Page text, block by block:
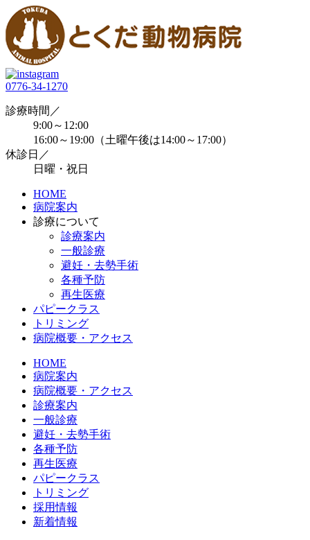
0776-34-1270
診療時間／
9:00～12:00
16:00～19:00（土曜午後は14:00～17:00）
休診日／
日曜・祝日
HOME
病院案内
診療について
診療案内
一般診療
避妊・去勢手術
各種予防
再生医療
パピークラス
トリミング
病院概要・アクセス
HOME
病院案内
病院概要・アクセス
診療案内
一般診療
避妊・去勢手術
各種予防
再生医療
パピークラス
トリミング
採用情報
新着情報